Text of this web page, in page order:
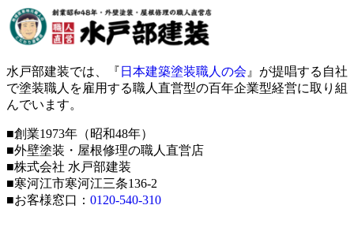
水戸部建装では、『 日本建築塗装職人の会 』が提唱する自社
で塗装職人を雇用する職人直営型の百年企業型経営に取り組
んでいます。
■創業1973年（昭和48年）
■外壁塗装・屋根修理の職人直営店
■株式会社 水戸部建装
■寒河江市寒河江三条136-2
■お客様窓口： 0120-540-310